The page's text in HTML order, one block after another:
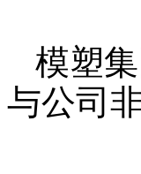
模塑
与公司